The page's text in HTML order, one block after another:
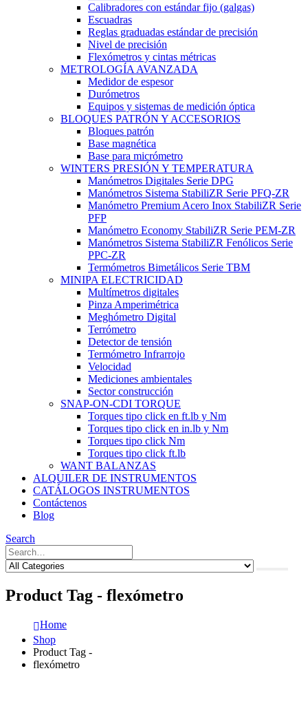
Calibradores con estándar fijo (galgas)
Escuadras
Reglas graduadas estándar de precisión
Nivel de precisión
Flexómetros y cintas métricas
METROLOGÍA AVANZADA
Medidor de espesor
Durómetros
Equipos y sistemas de medición óptica
BLOQUES PATRÓN Y ACCESORIOS
Bloques patrón
Base magnética
Base para micrómetro
WINTERS PRESIÓN Y TEMPERATURA
Manómetros Digitales Serie DPG
Manómetros Sistema StabiliZR Serie PFQ-ZR
Manómetro Premium Acero Inox StabiliZR Serie
PFP
Manómetro Economy StabiliZR Serie PEM-ZR
Manómetros Sistema StabiliZR Fenólicos Serie
PPC-ZR
Termómetros Bimetálicos Serie TBM
MINIPA ELECTRICIDAD
Multímetros digitales
Pinza Amperimétrica
Meghómetro Digital
Terrómetro
Detector de tensión
Termómetro Infrarrojo
Velocidad
Mediciones ambientales
Sector construcción
SNAP-ON-CDI TORQUE
Torques tipo click en ft.lb y Nm
Torques tipo click en in.lb y Nm
Torques tipo click Nm
Torques tipo click ft.lb
WANT BALANZAS
ALQUILER DE INSTRUMENTOS
CATÁLOGOS INSTRUMENTOS
Contáctenos
Blog
Search
Product Tag - flexómetro
Home
Shop
Product Tag -
flexómetro